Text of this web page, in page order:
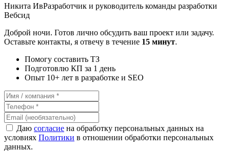
Никита ИвРазработчик и руководитель команды разработки
Вебсид
Доброй ночи. Готов лично обсудить ваш проект или задачу.
Оставьте контакты, я отвечу в течение 15 минут.
Помогу составить ТЗ
Подготовлю КП за 1 день
Опыт 10+ лет в разработке и SEO
Даю согласие на обработку персональных данных на
условиях Политики в отношении обработки персональных
данных.